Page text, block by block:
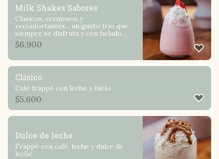
Milk Shakes Sabores
Clasicos, cremosos y
reconfortantes... un gusto frio que
siempre se disfruta y con helado
Antonino Oreo / Frutilla / Dulce de
leche / Vainilla
$6.900
Clásico
Café frappé con leche y hielo
$5.600
Dulce de leche
Frappé con café, leche y dulce de
leche